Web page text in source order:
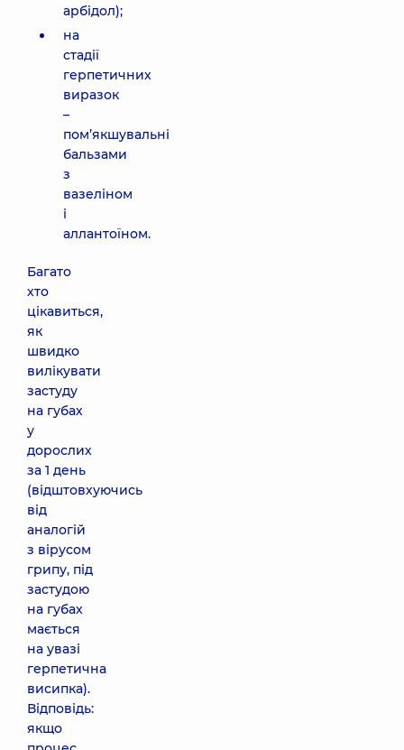
арбідол);
на
стадії
герпетичних
виразок
–
пом’якшувальні
бальзами
з
вазеліном
і
аллантоїном.
Багато
хто
цікавиться,
як
швидко
вилікувати
застуду
на губах
у
дорослих
за 1 день
(відштовхуючись
від
аналогій
з вірусом
грипу, під
застудою
на губах
мається
на увазі
герпетична
висипка).
Відповідь:
якщо